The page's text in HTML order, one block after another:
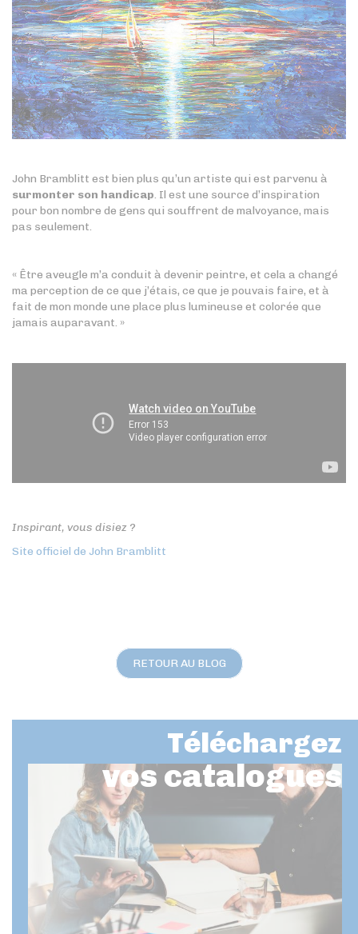
John Bramblitt est bien plus qu’un artiste qui est parvenu à
surmonter son handicap. Il est une source d’inspiration
pour bon nombre de gens qui souffrent de malvoyance, mais
pas seulement.
« Être aveugle m’a conduit à devenir peintre, et cela a changé
ma perception de ce que j’étais, ce que je pouvais faire, et à
fait de mon monde une place plus lumineuse et colorée que
jamais auparavant. »
Inspirant, vous disiez ?
Site officiel de John Bramblitt
RETOUR AU BLOG
Téléchargez
vos catalogues